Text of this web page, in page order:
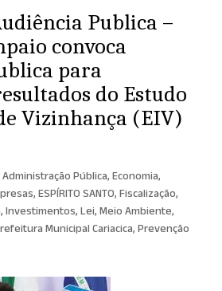
Publica –
convoca
para
do Estudo
Vizinhança (EIV)
Administração Pública,Economia,
,ESPÍRITO SANTO,Fiscalização,
,Investimentos,Lei,Meio Ambiente,
Municipal Cariacica,Prevenção